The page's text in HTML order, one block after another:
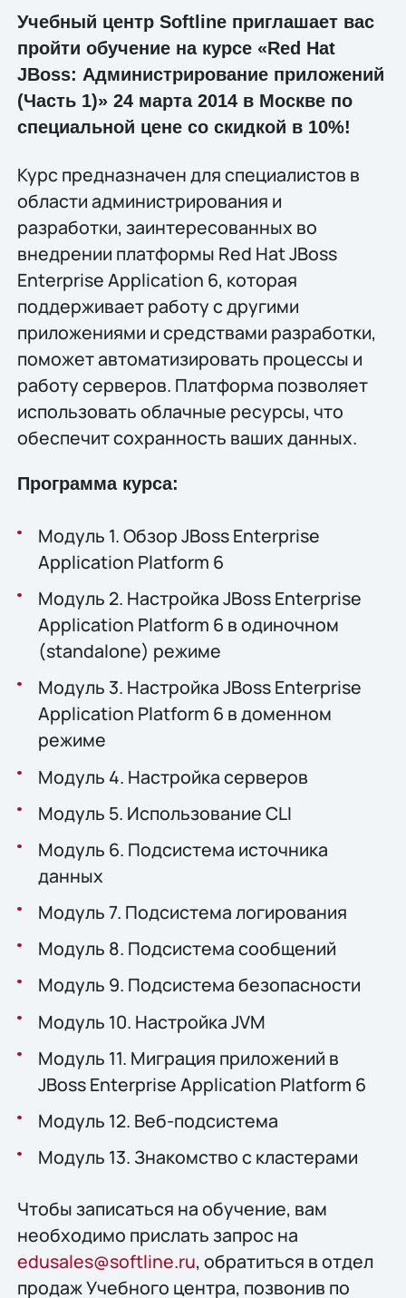
Учебный центр Softline приглашает вас
пройти обучение на курсе «Red Hat
JBoss: Администрирование приложений
(Часть 1)» 24 марта 2014 в Москве по
специальной цене со скидкой в 10%!
Курс предназначен для специалистов в
области администрирования и
разработки, заинтересованных во
внедрении платформы Red Hat JBoss
Enterprise Application 6, которая
поддерживает работу с другими
приложениями и средствами разработки,
поможет автоматизировать процессы и
работу серверов. Платформа позволяет
использовать облачные ресурсы, что
обеспечит сохранность ваших данных.
Программа курса:
Модуль 1. Обзор JBoss Enterprise
Application Platform 6
Модуль 2. Настройка JBoss Enterprise
Application Platform 6 в одиночном
(standalone) режиме
Модуль 3. Настройка JBoss Enterprise
Application Platform 6 в доменном
режиме
Модуль 4. Настройка серверов
Модуль 5. Использование CLI
Модуль 6. Подсистема источника
данных
Модуль 7. Подсистема логирования
Модуль 8. Подсистема сообщений
Модуль 9. Подсистема безопасности
Модуль 10. Настройка JVM
Модуль 11. Миграция приложений в
JBoss Enterprise Application Platform 6
Модуль 12. Веб-подсистема
Модуль 13. Знакомство с кластерами
Чтобы записаться на обучение, вам
необходимо прислать запрос на
edusales@softline.ru, обратиться в отдел
продаж Учебного центра, позвонив по